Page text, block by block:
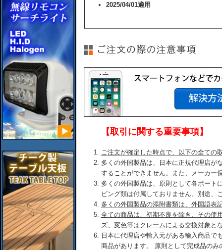
2025/04/01適用
【取引に関する重要事項】
ご注文が確定した時点で、以下の全ての
多くの外国製品は、日本に正規代理店が
することができません。また、メーカー
多くの外国製品は、原則として各ボート
ピング類は付属しておりません。別途、
多くの外国製品の添附書類は、外国語表
全ての商品は、初期不良を除き、その使
ズ、変色等はクレームによる交換対象と
日本に代理店や輸入元がある輸入商品で
商品があります。 原則として完成品のみ